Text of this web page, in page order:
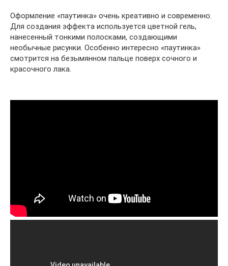
Оформление «паутинка» очень креативно и современно.
Для создания эффекта используется цветной гель,
нанесенный тонкими полосками, создающими
необычные рисунки. Особенно интересно «паутинка»
смотрится на безымянном пальце поверх сочного и
красочного лака.